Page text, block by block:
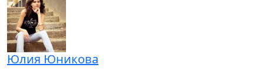
Юлия Юникова